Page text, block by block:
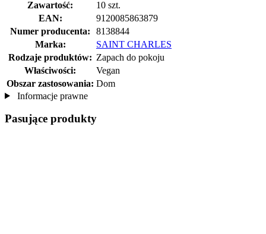
Zawartość:
10 szt.
EAN:
9120085863879
Numer producenta:
8138844
Marka:
SAINT CHARLES
Rodzaje produktów: Zapach do pokoju
Właściwości:
Vegan
Obszar zastosowania: Dom
Informacje prawne
Pasujące produkty